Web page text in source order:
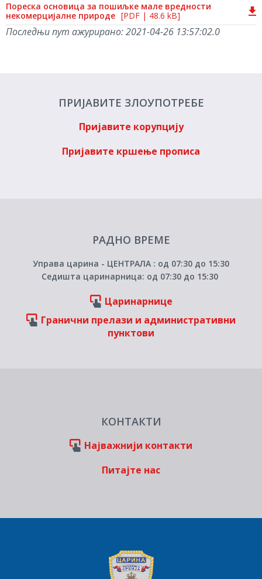
Пореска основица за пошиљке мале вредности
некомерцијалне природе [PDF | 48.6 kB]
Последњи пут ажурирано:2021-04-26 13:57:02.0
ПРИЈАВИТЕ ЗЛОУПОТРЕБЕ
Пријавите корупцију
Пријавите кршење прописа
РАДНО ВРЕМЕ
Управа царина - ЦЕНТРАЛА : од 07:30 до 15:30
Седишта царинарница: од 07:30 до 15:30
Царинарнице
Гранични прелази и административни
пунктови
КОНТАКТИ
Најважнији контакти
Питајте нас